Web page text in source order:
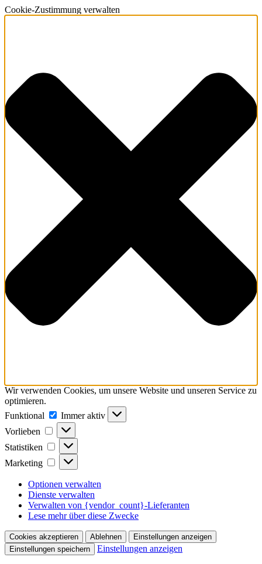
Cookie-Zustimmung verwalten
Wir verwenden Cookies, um unsere Website und unseren Service zu
optimieren.
Funktional
Funktional
Immer aktiv
Vorlieben
Vorlieben
Statistiken Statistiken
Marketing Marketing
Optionen verwalten
Dienste verwalten
Verwalten von {vendor_count}-Lieferanten
Lese mehr über diese Zwecke
Cookies akzeptieren Ablehnen
Einstellungen anzeigen
Einstellungen speichern
Einstellungen anzeigen